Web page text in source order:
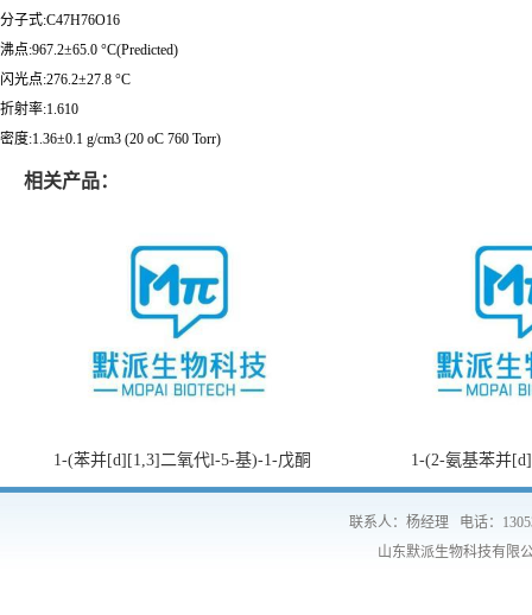
分子式:C47H76O16
沸点:967.2±65.0 °C(Predicted)
闪光点:276.2±27.8 °C
折射率:1.610
密度:1.36±0.1 g/cm3 (20 oC 760 Torr)
相关产品：
1-(苯并[d][1,3]二氧代l-5-基)-1-戊酮 1-(2-氨基苯并
联系人：杨经理 电话：
山东默派生物科技有限